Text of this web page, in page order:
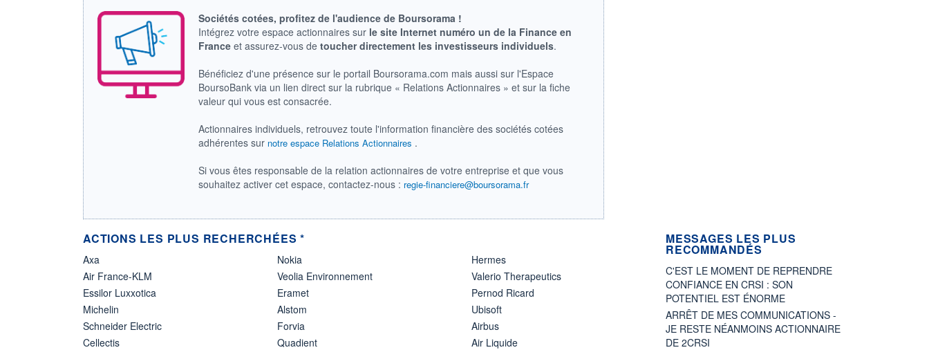
Sociétés cotées, profitez de l'audience de Boursorama !
Intégrez votre espace actionnaires sur le site Internet numéro un de la Finance en
France et assurez-vous detoucher directement les investisseurs individuels.
Bénéficiez d'une présence sur le portail Boursorama.com mais aussi sur l'Espace
BoursoBank via un lien direct sur la rubrique « Relations Actionnaires » et sur la fiche
valeur qui vous est consacrée.
Actionnaires individuels, retrouvez toute l'information financière des sociétés cotées
adhérentes sur notre espace Relations Actionnaires .
Si vous êtes responsable de la relation actionnaires de votre entreprise et que vous
souhaitez activer cet espace, contactez-nous : regie-financiere@boursorama.fr
ACTIONS LES PLUS RECHERCHÉES *
Axa
Air France-KLM
Essilor Luxxotica
Michelin
Schneider Electric
Cellectis
Nokia
Veolia Environnement
Eramet
Alstom
Forvia
Quadient
Hermes
Valerio Therapeutics
Pernod Ricard
Ubisoft
Airbus
Air Liquide
MESSAGES LES PLUS
RECOMMANDÉS
C'EST LE MOMENT DE REPRENDRE
CONFIANCE EN CRSI : SON
POTENTIEL EST ÉNORME
ARRÊT DE MES COMMUNICATIONS -
JE RESTE NÉANMOINS ACTIONNAIRE
DE 2CRSI